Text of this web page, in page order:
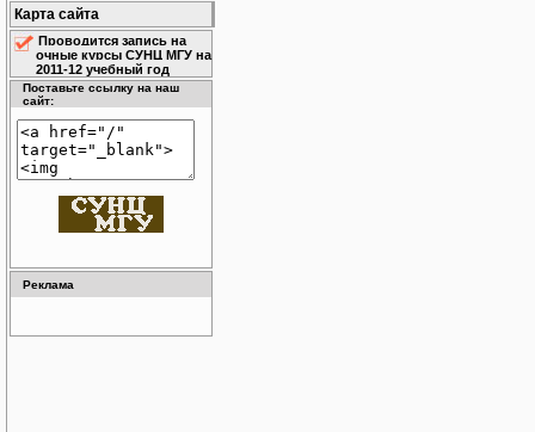
Карта сайта
Проводится запись на
очные курсы СУНЦ МГУ на
2011-12 учебный год
Поставьте ссылку на наш
сайт:
Реклама